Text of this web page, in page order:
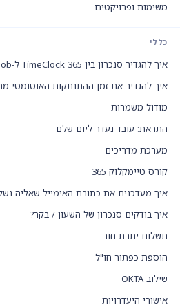
משימות ופרויקטים
כללי
איך להגדיר סנכרון בין TimeClock 365 ל-HiBob
איך להגדיר את זמן ההתנתקות האוטומטי
מודול משמרות
התראת: עובד נעדר ליום שלם
מערכת מדריכים
קורס טיימקלוק 365
איך מעדכנים את כתובת האימייל שאליה
איך בודקים סנכרון של השעון / בקר?
תשלום יתרת חוב
הוספת כפתור חו"ל
שילוב OKTA
אישורי היעדרויות